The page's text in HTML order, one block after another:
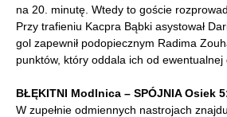
na 20. minutę. Wtedy to goście
Przy trafieniu Kacpra Bąbki asystował
gol zapewnił podopiecznym Radima
punktów, który oddala ich od ewentualnej
BŁĘKITNI Modlnica – SPÓJNIA Osiek
W zupełnie odmiennych nastrojach